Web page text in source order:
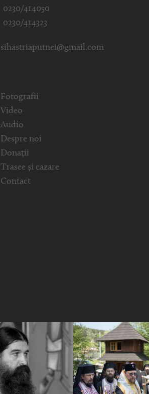
0230/414050
0230/414323
sihastriaputnei@gmail.com
Fotografii
Video
Audio
Despre noi
Donații
Trasee și cazare
Contact